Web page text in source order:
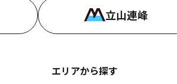
立山連峰
エリアから探す